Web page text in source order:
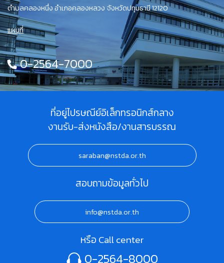
ตำบลคลองหนึ่ง อำเภอคลองหลวง จังหวัดปทุมธานี 12120
แผนที่
0-2564-7000
ที่อยู่ไปรษณีย์อิเล็กทรอนิกส์กลาง
งานรับ-ส่งหนังสือ/งานสารบรรณ
saraban@nstda.or.th
สอบถามข้อมูลทั่วไป
info@nstda.or.th
หรือ Call center
0-2564-8000